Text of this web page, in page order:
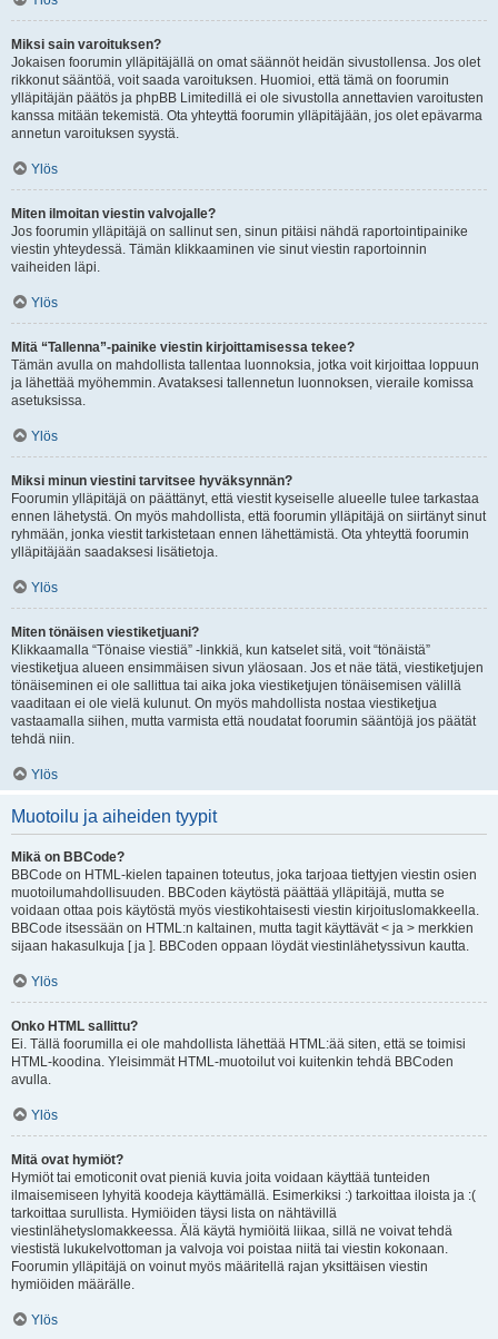
Miksi sain varoituksen?
Jokaisen foorumin ylläpitäjällä on omat säännöt heidän sivustollensa. Jos olet
rikkonut sääntöä, voit saada varoituksen. Huomioi, että tämä on foorumin
ylläpitäjän päätös ja phpBB Limitedillä ei ole sivustolla annettavien varoitusten
kanssa mitään tekemistä. Ota yhteyttä foorumin ylläpitäjään, jos olet epävarma
annetun varoituksen syystä.
Ylös
Miten ilmoitan viestin valvojalle?
Jos foorumin ylläpitäjä on sallinut sen, sinun pitäisi nähdä raportointipainike
viestin yhteydessä. Tämän klikkaaminen vie sinut viestin raportoinnin
vaiheiden läpi.
Ylös
Mitä “Tallenna”-painike viestin kirjoittamisessa tekee?
Tämän avulla on mahdollista tallentaa luonnoksia, jotka voit kirjoittaa loppuun
ja lähettää myöhemmin. Avataksesi tallennetun luonnoksen, vieraile komissa
asetuksissa.
Ylös
Miksi minun viestini tarvitsee hyväksynnän?
Foorumin ylläpitäjä on päättänyt, että viestit kyseiselle alueelle tulee tarkastaa
ennen lähetystä. On myös mahdollista, että foorumin ylläpitäjä on siirtänyt sinut
ryhmään, jonka viestit tarkistetaan ennen lähettämistä. Ota yhteyttä foorumin
ylläpitäjään saadaksesi lisätietoja.
Ylös
Miten tönäisen viestiketjuani?
Klikkaamalla “Tönaise viestiä” -linkkiä, kun katselet sitä, voit “tönäistä”
viestiketjua alueen ensimmäisen sivun yläosaan. Jos et näe tätä, viestiketjujen
tönäiseminen ei ole sallittua tai aika joka viestiketjujen tönäisemisen välillä
vaaditaan ei ole vielä kulunut. On myös mahdollista nostaa viestiketjua
vastaamalla siihen, mutta varmista että noudatat foorumin sääntöjä jos päätät
tehdä niin.
Ylös
Muotoilu ja aiheiden tyypit
Mikä on BBCode?
BBCode on HTML-kielen tapainen toteutus, joka tarjoaa tiettyjen viestin osien
muotoilumahdollisuuden. BBCoden käytöstä päättää ylläpitäjä, mutta se
voidaan ottaa pois käytöstä myös viestikohtaisesti viestin kirjoituslomakkeella.
BBCode itsessään on HTML:n kaltainen, mutta tagit käyttävät < ja > merkkien
sijaan hakasulkuja [ ja ]. BBCoden oppaan löydät viestinlähetyssivun kautta.
Ylös
Onko HTML sallittu?
Ei. Tällä foorumilla ei ole mahdollista lähettää HTML:ää siten, että se toimisi
HTML-koodina. Yleisimmät HTML-muotoilut voi kuitenkin tehdä BBCoden
avulla.
Ylös
Mitä ovat hymiöt?
Hymiöt tai emoticonit ovat pieniä kuvia joita voidaan käyttää tunteiden
ilmaisemiseen lyhyitä koodeja käyttämällä. Esimerkiksi :) tarkoittaa iloista ja :(
tarkoittaa surullista. Hymiöiden täysi lista on nähtävillä
viestinlähetyslomakkeessa. Älä käytä hymiöitä liikaa, sillä ne voivat tehdä
viestistä lukukelvottoman ja valvoja voi poistaa niitä tai viestin kokonaan.
Foorumin ylläpitäjä on voinut myös määritellä rajan yksittäisen viestin
hymiöiden määrälle.
Ylös